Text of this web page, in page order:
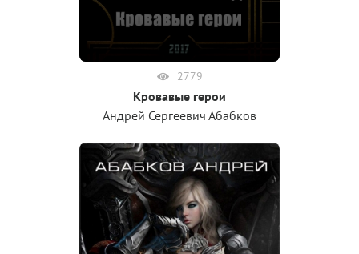
2779
Кровавые герои
Андрей Сергеевич Абабков